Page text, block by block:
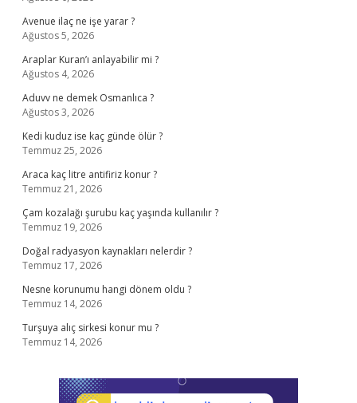
Avenue ilaç ne işe yarar ?
Ağustos 5, 2026
Araplar Kuran’ı anlayabilir mi ?
Ağustos 4, 2026
Aduvv ne demek Osmanlıca ?
Ağustos 3, 2026
Kedi kuduz ise kaç günde ölür ?
Temmuz 25, 2026
Araca kaç litre antifiriz konur ?
Temmuz 21, 2026
Çam kozalağı şurubu kaç yaşında kullanılır ?
Temmuz 19, 2026
Doğal radyasyon kaynakları nelerdir ?
Temmuz 17, 2026
Nesne korunumu hangi dönem oldu ?
Temmuz 14, 2026
Turşuya alıç sirkesi konur mu ?
Temmuz 14, 2026